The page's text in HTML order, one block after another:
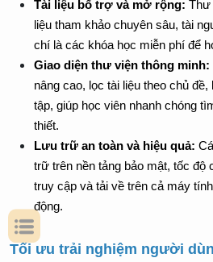
Tài liệu bổ trợ và mở rộng: Thư
liệu tham khảo chuyên sâu, tài
chí là các khóa học miễn phí để
Giao diện thư viện thông minh:
nâng cao, lọc tài liệu theo chủ
tập, giúp học viên nhanh chóng
thiết.
Lưu trữ an toàn và hiệu quả:
trữ trên nền tảng bảo mật, tốc độ
truy cập và tải về trên cả máy
động.
Tối ưu trải nghiệm người